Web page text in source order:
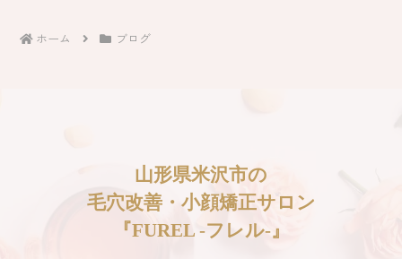
ホーム ブログ
山形県米沢市の
毛穴改善・小顔矯正サロン
『FUREL -フレル-』